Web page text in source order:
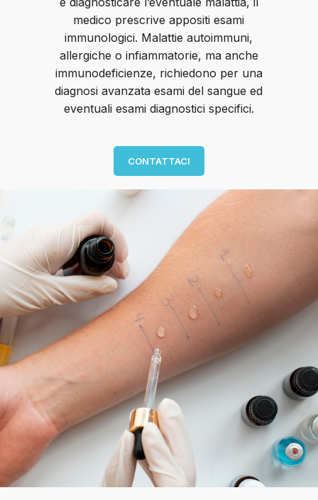
medico prescrive appositi esami
immunologici. Malattie autoimmuni,
allergiche o infiammatorie, ma anche
immunodeficienze, richiedono per una
diagnosi avanzata esami del sangue ed
eventuali esami diagnostici specifici.
CONTATTACI